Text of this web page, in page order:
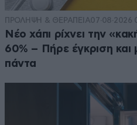
ΠΡΟΛΗΨΗ & ΘΕΡΑΠΕΙΑ07·08·2026
Νέο χάπι ρίχνει την
60% – Πήρε έγκριση και
πάντα